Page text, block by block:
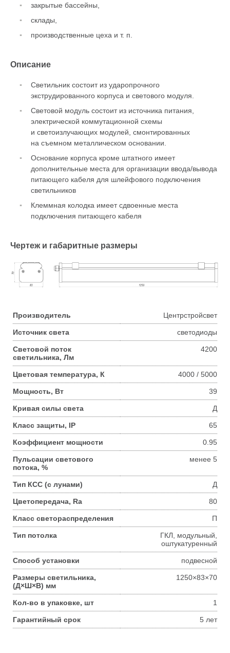
закрытые бассейны,
склады,
производственные цеха и т. п.
Описание
Светильник состоит из ударопрочного
экструдированного корпуса и светового модуля.
Световой модуль состоит из источника питания,
электрической коммутационной схемы
и светоизлучающих модулей, смонтированных
на съемном металлическом основании.
Основание корпуса кроме штатного имеет
дополнительные места для организации ввода/вывода
питающего кабеля для шлейфового подключения
светильников
Клеммная колодка имеет сдвоенные места
подключения питающего кабеля
Чертеж и габаритные размеры
Производитель Центрстройсвет
Источник света светодиоды
Световой поток
светильника, Лм
4200
Цветовая температура, К 4000 / 5000
Мощность, Вт 39
Кривая силы света Д
Класс защиты, IP 65
Коэффициент мощности 0.95
Пульсации светового
потока, %
менее 5
Тип КСС (с лунами) Д
Цветопередача, Ra 80
Класс светораспределения П
Тип потолка
ГКЛ, модульный,
оштукатуренный
Способ установки подвесной
Размеры светильника,
(Д×Ш×В) мм
1250×83×70
Кол-во в упаковке, шт 1
Гарантийный срок 5 лет